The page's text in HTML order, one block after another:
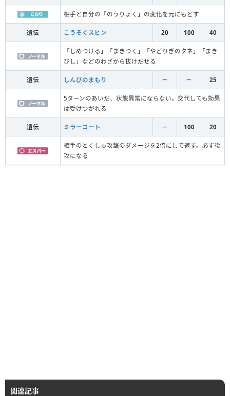
相手と自分の「のうりょく」の変化を元にもどす
遺伝 こうそくスピン 20 100 40
「しめつける」「まきつく」「やどりぎのタネ」「まき
びし」などのわざから抜けだせる
遺伝 しんぴのまもり － － 25
5ターンのあいだ、状態異常にならない。交代しても効果
は受けつがれる
遺伝 ミラーコート － 100 20
相手のとくしゅ攻撃のダメージを2倍にして返す。必ず後
攻になる
関連記事